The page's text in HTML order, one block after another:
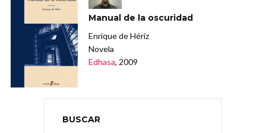
Manual de la oscuridad
Enrique de Hériz
Novela
Edhasa, 2009
BUSCAR